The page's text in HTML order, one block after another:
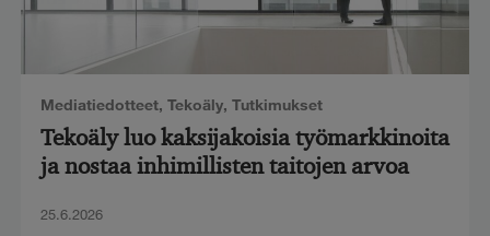
Mediatiedotteet, Tekoäly, Tutkimukset
Tekoäly luo kaksijakoisia työmarkkinoita
ja nostaa inhimillisten taitojen arvoa
25.6.2026